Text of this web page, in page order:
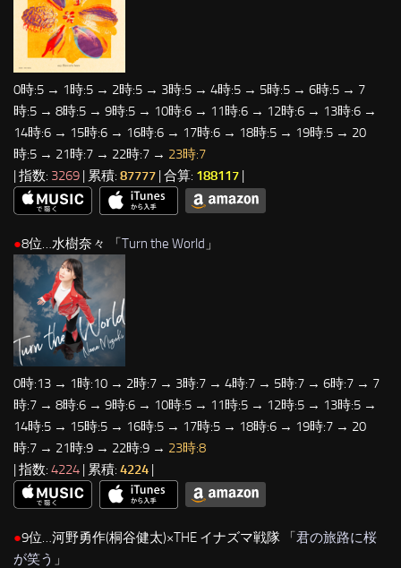
0時:5 → 1時:5 → 2時:5 → 3時:5 → 4時:5 → 5時:5 → 6時:5 → 7
時:5 → 8時:5 → 9時:5 → 10時:6 → 11時:6 → 12時:6 → 13時:6 →
14時:6 → 15時:6 → 16時:6 → 17時:6 → 18時:5 → 19時:5 → 20
時:5 → 21時:7 → 22時:7 → 23時:7
| 指数: 3269 | 累積: 87777 | 合算: 188117 |
●8位…水樹奈々 「Turn the World 」
0時:13 → 1時:10 → 2時:7 → 3時:7 → 4時:7 → 5時:7 → 6時:7 → 7
時:7 → 8時:6 → 9時:6 → 10時:5 → 11時:5 → 12時:5 → 13時:5 →
14時:5 → 15時:5 → 16時:5 → 17時:5 → 18時:6 → 19時:7 → 20
時:7 → 21時:9 → 22時:9 → 23時:8
| 指数: 4224 | 累積: 4224 |
●9位…河野勇作(桐谷健太)×THE イナズマ戦隊 「君の旅路に桜
が笑う 」